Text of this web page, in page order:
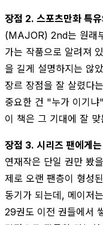
장점 2. 스포츠만화 특
(MAJOR) 2nd는 원래
가는 작품으로 알려져
을 길게 설명하지는 않
장르 장점을 잘 살렸다
중요한 건 "누가 이기
이 책은 그 기대에 잘 맞
장점 3. 시리즈 팬에게
연재작은 단일 권만 봤
제로 오랜 팬층이 형성
동기가 되는데, 메이저
29권도 이전 권들에서